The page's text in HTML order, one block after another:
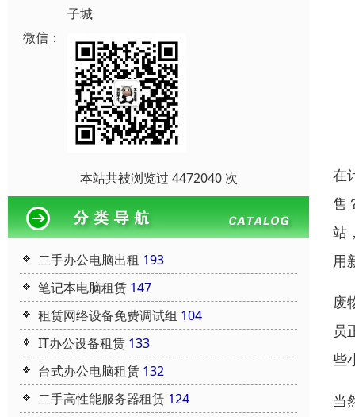
子城
微信：
本站共被浏览过 4472040 次
二手办公电脑出租 193
笔记本电脑租赁 147
租赁网络设备免费调试组 104
IT办公设备租赁 133
台式办公电脑租赁 132
二手高性能服务器租赁 124
在
售
站
用
废
员
些
当